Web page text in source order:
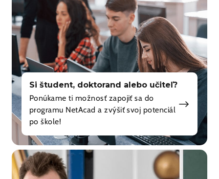
Si študent, doktorand alebo učiteľ?
Ponúkame ti možnosť zapojiť sa do
programu NetAcad a zvýšiť svoj potenciál
po škole!